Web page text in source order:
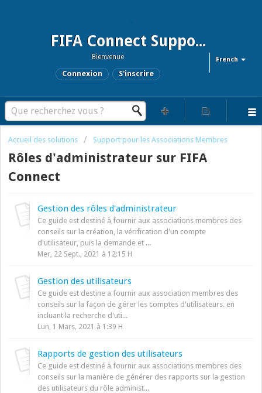
FIFA Connect Support and FCMS Support
French
Bienvenue
Connexion S'inscrire
Accueil des solutions Support pour les Associations Membres
Rôles d'administrateur sur FIFA
Connect
Gestion des rôles d'administrateur
Ce guide est destiné à fournir aux associations membres des
conseils sur la création, la vérification d'un compte
d'utilisateur, puis la demande et ...
Mer, 22 Sept., 2021 à 12:15 H
Gestion des utilisateurs
Ce guide est destine a fournir aux association membres des
conseils sur la façon de gérer les comptes d'utilisateurs. en
incluant la recherche d'uti...
Lun, 1 Mars, 2021 à 1:39 H
Rapports de gestion des utilisateurs
Ce guide est destiné à fournir aux associations membres des
conseils sur la manière de générer des rapports sur la gestion
des utilisateurs du rôle administ...